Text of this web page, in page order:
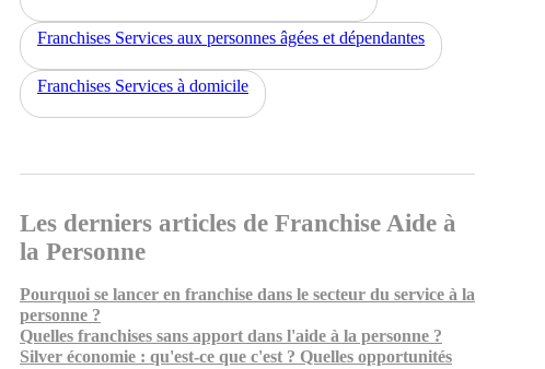
Franchises Services aux personnes âgées et dépendantes
Franchises Services à domicile
Les derniers articles de Franchise Aide à
la Personne
Pourquoi se lancer en franchise dans le secteur du service à la
personne ?
Quelles franchises sans apport dans l'aide à la personne ?
Silver économie : qu'est-ce que c'est ? Quelles opportunités